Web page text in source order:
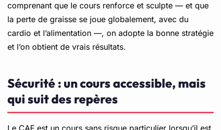
comprenant que le cours renforce et sculpte — et que
la perte de graisse se joue globalement, avec du
cardio et l’alimentation —, on adopte la bonne stratégie
et l’on obtient de vrais résultats.
Sécurité : un cours accessible, mais
qui suit des repères
Le CAF est un cours sans risque particulier lorsqu’il est